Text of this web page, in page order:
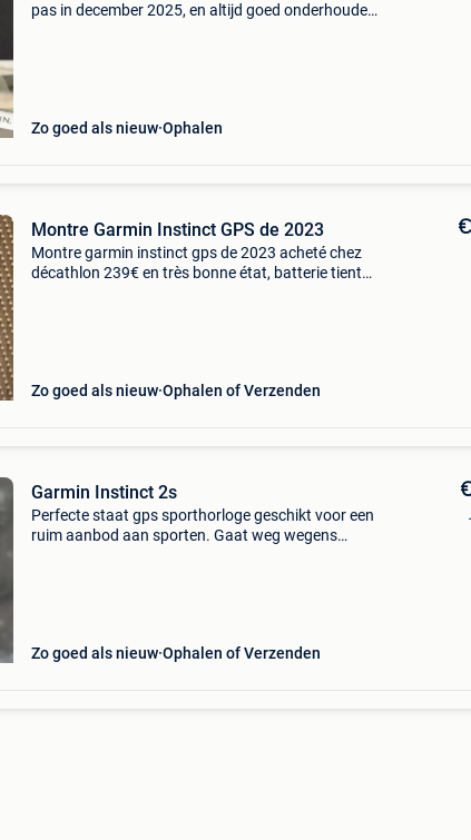
pas in december 2025, en altijd goed onderhouden.
Zo goed als nieuw Ophalen
Montre Garmin Instinct GPS de 2023
Montre garmin instinct gps de 2023 acheté chez
décathlon 239€ en très bonne état, batterie tient
Zo goed als nieuw Ophalen of Verzenden
Garmin Instinct 2s
Perfecte staat gps sporthorloge geschikt voor een
ruim aanbod aan sporten. Gaat weg wegens
Zo goed als nieuw Ophalen of Verzenden